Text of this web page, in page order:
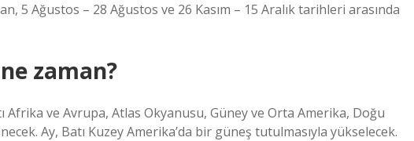
5 Ağustos – 28 Ağustos ve 26 Kasım – 15 Aralık tarihleri ​​arasında
zaman?
Afrika ve Avrupa, Atlas Okyanusu, Güney ve Orta Amerika, Doğu
Ay, Batı Kuzey Amerika’da bir güneş tutulmasıyla yükselecek.